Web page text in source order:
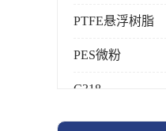
PTFE悬浮树脂
PES微粉
C318
HFP